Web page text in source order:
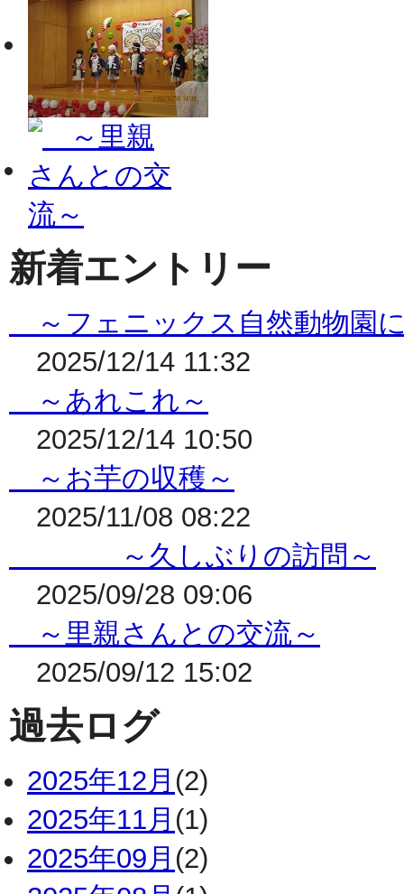
新着エントリー
～フェニックス自然動物園
2025/12/14 11:32
～あれこれ～
2025/12/14 10:50
～お芋の収穫～
2025/11/08 08:22
～久しぶりの訪問～
2025/09/28 09:06
～里親さんとの交流～
2025/09/12 15:02
過去ログ
2025年12月 (2)
2025年11月 (1)
2025年09月 (2)